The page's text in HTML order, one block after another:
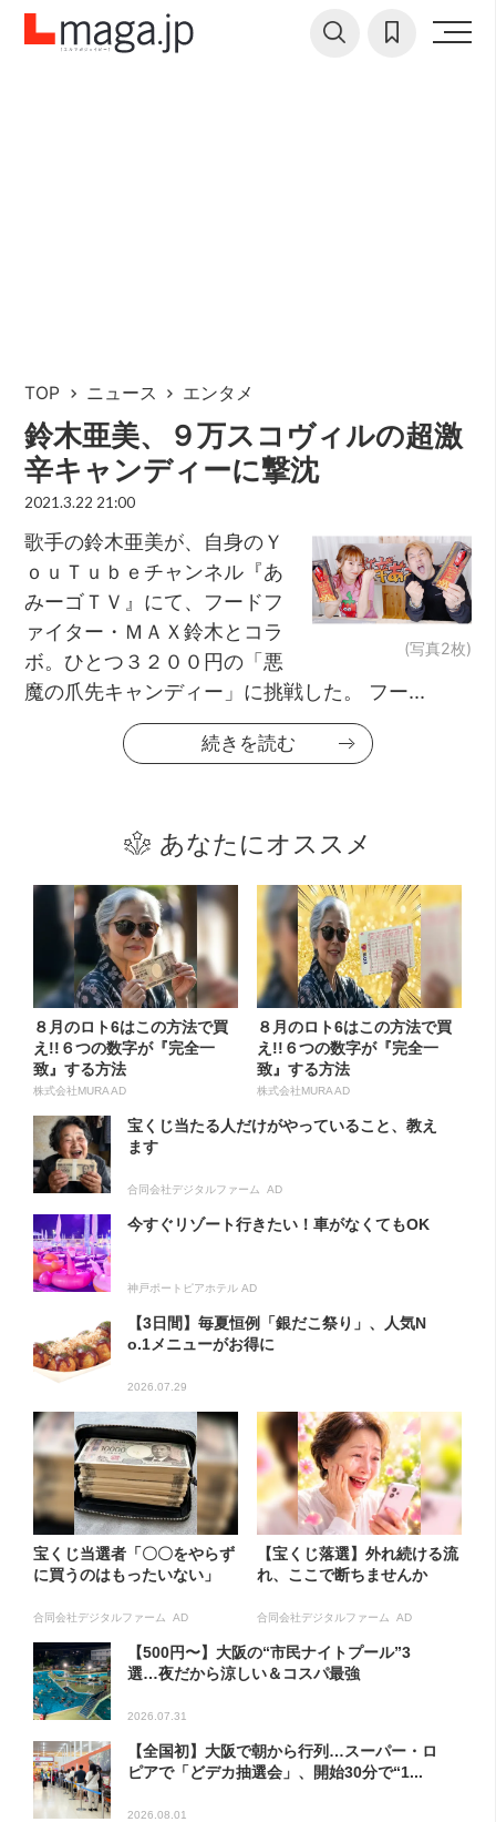
TOP ニュース エンタメ
鈴木亜美、９万スコヴィルの超激
辛キャンディーに撃沈
2021.3.22 21:00
(写真2枚)
歌手の鈴木亜美が、自身のＹ
ｏｕＴｕｂｅチャンネル『あ
みーゴＴＶ』にて、フードフ
ァイター・ＭＡＸ鈴木とコラ
ボ。ひとつ３２００円の「悪
魔の爪先キャンディー」に挑戦した。 フー...
続きを読む
あなたにオススメ
８月のロト6はこの方法で買
え!!６つの数字が『完全一
致』する方法
株式会社MURA AD
８月のロト6はこの方法で買
え!!６つの数字が『完全一
致』する方法
株式会社MURA AD
宝くじ当たる人だけがやっていること、教え
ます
合同会社デジタルファーム AD
今すぐリゾート行きたい！車がなくてもOK
神戸ポートピアホテル AD
【3日間】毎夏恒例「銀だこ祭り」、人気N
o.1メニューがお得に
2026.07.29
宝くじ当選者「〇〇をやらず
に買うのはもったいない」
合同会社デジタルファーム AD
【宝くじ落選】外れ続ける流
れ、ここで断ちませんか
合同会社デジタルファーム AD
【500円〜】大阪の“市民ナイトプール”3
選…夜だから涼しい＆コスパ最強
2026.07.31
【全国初】大阪で朝から行列…スーパー・ロ
ピアで「どデカ抽選会」、開始30分で“1...
2026.08.01